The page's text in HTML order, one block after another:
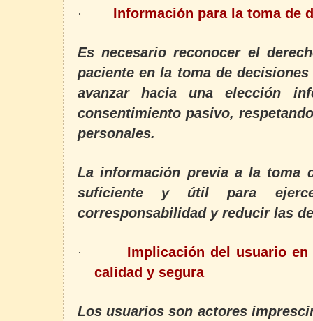
· Información para la toma de
Es necesario reconocer el
paciente en la toma de
avanzar hacia una elección
consentimiento pasivo,
personales.
La información previa a la toma
suficiente y útil para
corresponsabilidad y reducir las
·
Implicación del usuario
calidad y segura
Los usuarios son actores